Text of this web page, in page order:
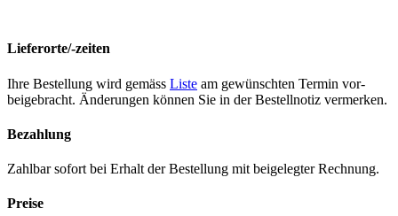
Lieferorte/-zeiten
Ihre Bestel­lung wird gemäss Liste am gewün­scht­en Ter­min vor­
beige­bracht. Änderun­gen kön­nen Sie in der Bestell­no­tiz ver­merken.
Bezahlung
Zahlbar sofort bei Erhalt der Bestel­lung mit beigelegter Rech­nung.
Preise